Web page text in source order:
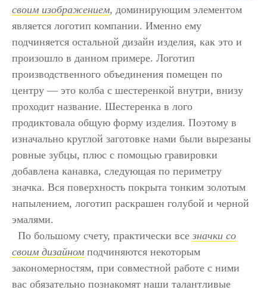
своим изображением, доминирующим элементом
является логотип компании. Именно ему
подчиняется остальной дизайн изделия, как это и
произошло в данном примере. Логотип
производственного объединения помещен по
центру — это колба с шестеренкой внутри, внизу
проходит название. Шестеренка в лого
продиктовала общую форму изделия. Поэтому в
изначально круглой заготовке нами были вырезаны
ровные зубцы, плюс с помощью гравировки
добавлена канавка, следующая по периметру
значка. Вся поверхность покрыта тонким золотым
напылением, логотип раскрашен голубой и черной
эмалями.
По большому счету, практически все значки со
своим дизайном подчиняются некоторым
закономерностям, при совместной работе с ними
вас обязательно познакомят наши талантливые